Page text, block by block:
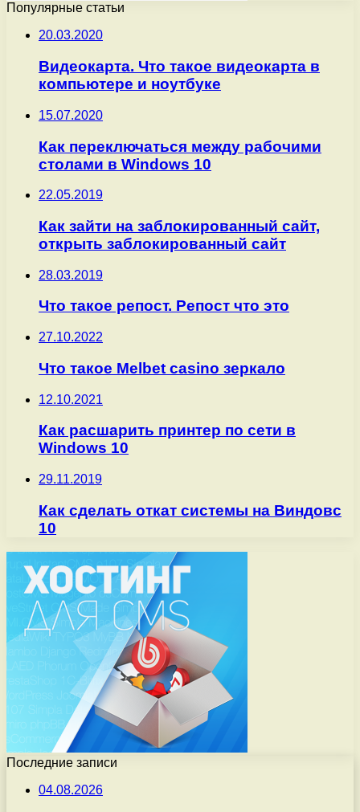
Популярные статьи
20.03.2020
Видеокарта. Что такое видеокарта в
компьютере и ноутбуке
15.07.2020
Как переключаться между рабочими
столами в Windows 10
22.05.2019
Как зайти на заблокированный сайт,
открыть заблокированный сайт
28.03.2019
Что такое репост. Репост что это
27.10.2022
Что такое Melbet casino зеркало
12.10.2021
Как расшарить принтер по сети в
Windows 10
29.11.2019
Как сделать откат системы на Виндовс
10
Последние записи
04.08.2026